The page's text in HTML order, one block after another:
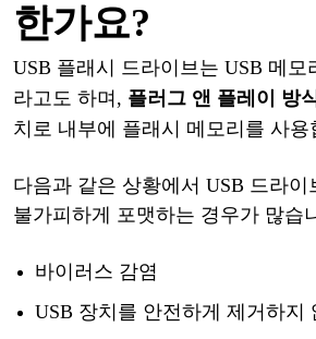
한가요?
USB 플래시 드라이브는 USB 메모
라고도 하며, 플러그 앤 플레이 방
치로 내부에 플래시 메모리를 사용
다음과 같은 상황에서 USB 드라이
불가피하게 포맷하는 경우가 많습
바이러스 감염
USB 장치를 안전하게 제거하지